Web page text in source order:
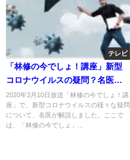
テレビ
「林修の今でしょ！講座」新型
コロナウイルスの疑問？名医が
解答！
2020年3月10日放送「林修の今でしょ！講
座」で、新型コロナウイルスの様々な疑問
について、名医が解説しました。ここで
は、「林修の今でしょ」...